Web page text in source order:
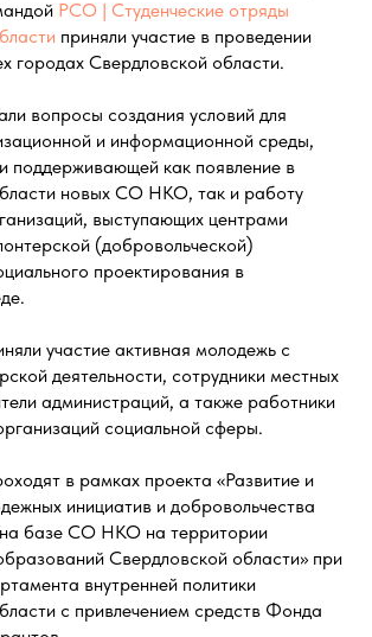
РСО | Студенческие отряды
приняли участие в проведении
городах Свердловской области.
вопросы создания условий для
и информационной среды,
поддерживающей как появление в
новых СО НКО, так и работу
выступающих центрами
(добровольческой)
проектирования в
участие активная молодежь с
деятельности, сотрудники местных
администраций, а также работники
социальной сферы.
в рамках проекта «Развитие и
инициатив и добровольчества
базе СО НКО на территории
Свердловской области» при
внутренней политики
с привлечением средств Фонда